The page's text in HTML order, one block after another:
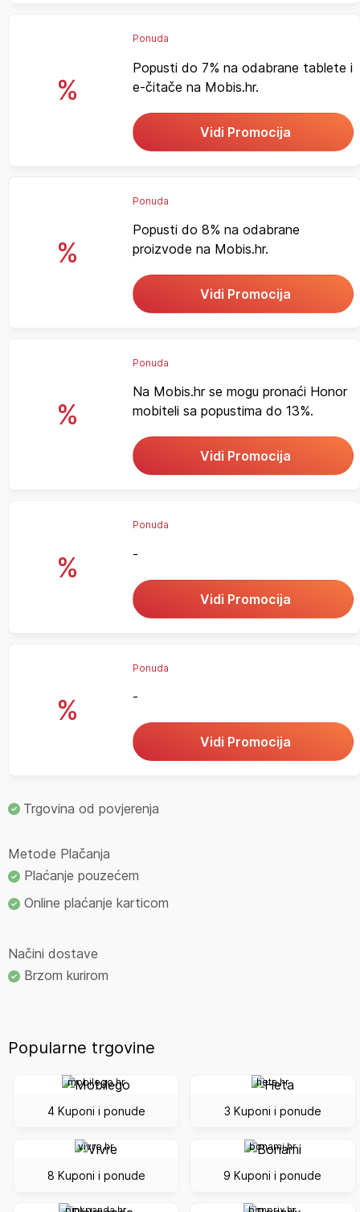
%
Ponuda
Popusti do 7% na odabrane tablete i
e-čitače na Mobis.hr.
Vidi Promocija
%
Ponuda
Popusti do 8% na odabrane
proizvode na Mobis.hr.
Vidi Promocija
%
Ponuda
Na Mobis.hr se mogu pronaći Honor
mobiteli sa popustima do 13%.
Vidi Promocija
%
Ponuda
-
Vidi Promocija
%
Ponuda
-
Vidi Promocija
Trgovina od povjerenja
Metode Plačanja
Plaćanje pouzećem
Online plaćanje karticom
Načini dostave
Brzom kurirom
Popularne trgovine
mobilego.hr
4 Kuponi i ponude
heta.hr
3 Kuponi i ponude
vivre.hr
8 Kuponi i ponude
bonami.hr
9 Kuponi i ponude